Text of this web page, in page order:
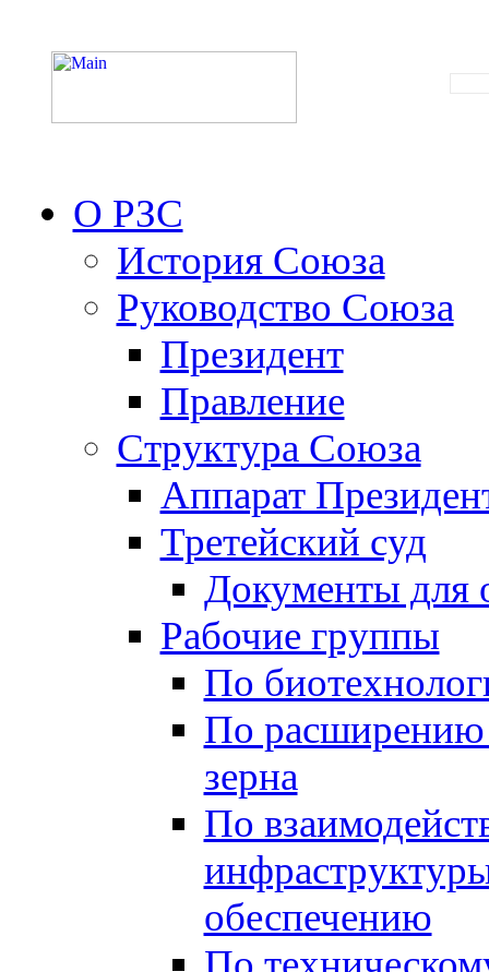
О РЗС
История Союза
Руководство Союза
Президент
Правление
Структура Союза
Аппарат
Третейский суд
Документы для
Рабочие группы
По
По расширению
зерна
По
обеспечению